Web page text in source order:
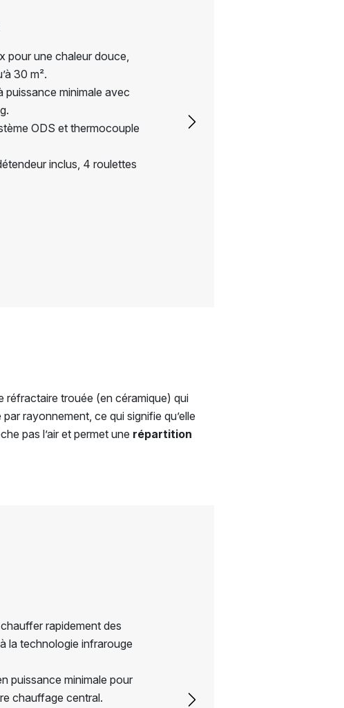
pour une chaleur douce,
30 m².
puissance minimale avec
ODS et thermocouple
inclus, 4 roulettes
Next
réfractaire trouée (en céramique) qui
rayonnement, ce qui signifie qu’elle
pas l’air et permet une répartition
rapidement des
la technologie infrarouge
puissance minimale pour
chauffage central.
Next